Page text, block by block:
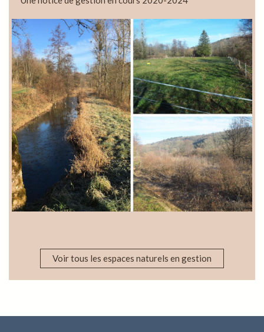
Voir tous les espaces naturels en gestion